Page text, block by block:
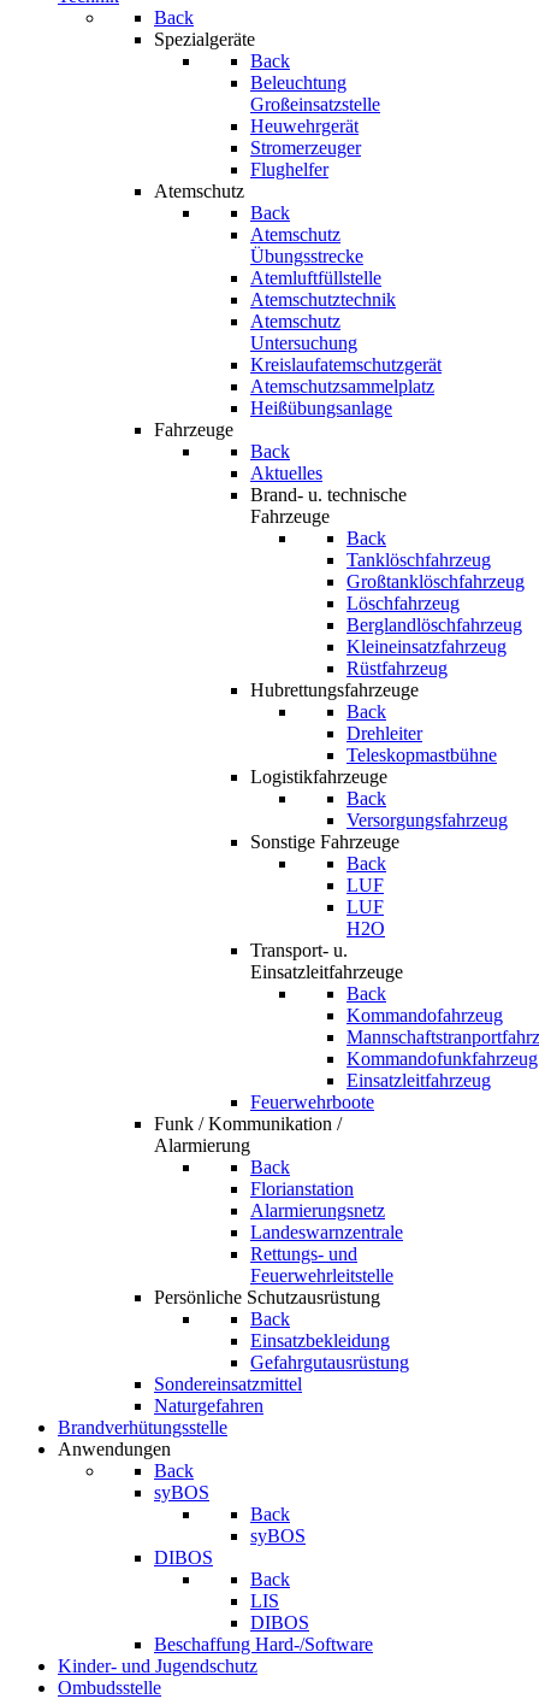
Back
Spezialgeräte
Back
Beleuchtung
Großeinsatzstelle
Heuwehrgerät
Stromerzeuger
Flughelfer
Atemschutz
Back
Atemschutz
Übungsstrecke
Atemluftfüllstelle
Atemschutztechnik
Atemschutz
Untersuchung
Kreislaufatemschutzgerät
Atemschutzsammelplatz
Heißübungsanlage
Fahrzeuge
Back
Aktuelles
Brand- u. technische
Fahrzeuge
Back
Tanklöschfahrzeug
Großtanklöschfahrzeug
Löschfahrzeug
Berglandlöschfahrzeug
Kleineinsatzfahrzeug
Rüstfahrzeug
Hubrettungsfahrzeuge
Back
Drehleiter
Teleskopmastbühne
Logistikfahrzeuge
Back
Versorgungsfahrzeug
Sonstige Fahrzeuge
Back
LUF
LUF
H2O
Transport- u.
Einsatzleitfahrzeuge
Back
Kommandofahrzeug
Kommandofunkfahrzeug
Einsatzleitfahrzeug
Feuerwehrboote
Funk / Kommunikation /
Alarmierung
Back
Florianstation
Alarmierungsnetz
Landeswarnzentrale
Rettungs- und
Feuerwehrleitstelle
Persönliche Schutzausrüstung
Back
Einsatzbekleidung
Gefahrgutausrüstung
Sondereinsatzmittel
Naturgefahren
Brandverhütungsstelle
Anwendungen
Back
syBOS
Back
syBOS
DIBOS
Back
LIS
DIBOS
Beschaffung Hard-/Software
Kinder- und Jugendschutz
Ombudsstelle